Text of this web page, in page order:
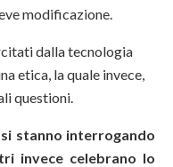
modificazione.
dalla tecnologia
etica, la quale invece,
questioni.
stanno interrogando
invece celebrano lo